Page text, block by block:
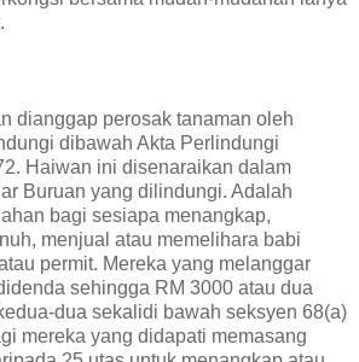
dianggap perosak tanaman oleh
dibawah Akta Perlindungi
Haiwan ini disenaraikan dalam
Buruan yang dilindungi. Adalah
bagi sesiapa menangkap,
menjual atau memelihara babi
permit. Mereka yang melanggar
sehingga RM 3000 atau dua
dua sekalidi bawah seksyen 68(a)
mereka yang didapati memasang